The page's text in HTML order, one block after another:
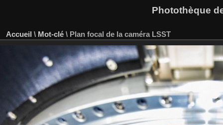
Photothèque
Accueil \ Mot-clé \ Plan focal de la caméra LSST